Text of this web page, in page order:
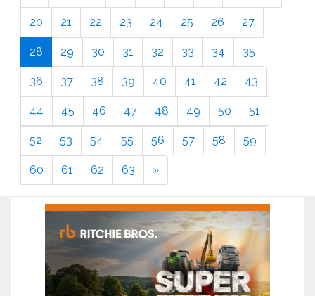
20 21 22 23 24 25 26 27
28 29 30 31 32 33 34 35
36 37 38 39 40 41 42 43
44 45 46 47 48 49 50 51
52 53 54 55 56 57 58 59
60 61 62 63 »